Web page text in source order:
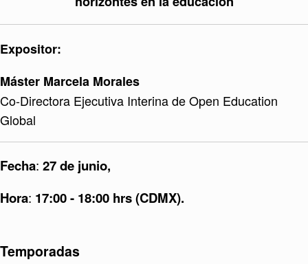
Expositor:
Máster Marcela Morales
Co-Directora Ejecutiva Interina de Open Education
Global
Fecha: 27 de junio,
Hora: 17:00 - 18:00 hrs (CDMX).
Temporadas